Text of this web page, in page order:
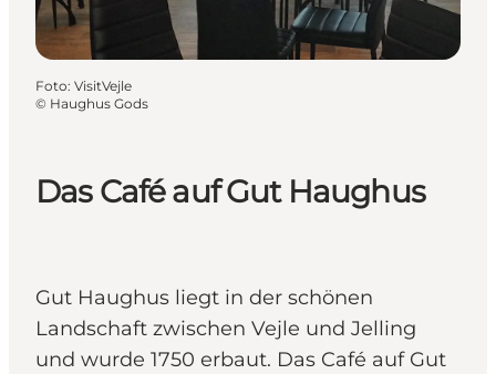
Das Café auf Gut Haughus
Gut Haughus liegt in der schönen
Landschaft zwischen Vejle und Jelling
und wurde 1750 erbaut. Das Café auf Gut
Foto: VisitVejle
© Haughus Gods